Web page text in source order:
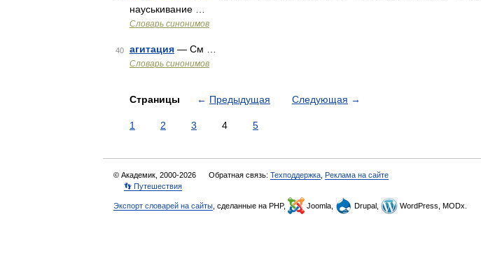
науськивание …
Словарь синонимов
40 агитация — См …
Словарь синонимов
Страницы ← Предыдущая Следующая →
1 2 3 4 5
© Академик, 2000-2026 Обратная связь: Техподдержка Реклама на сайте
👣 Путешествия
Экспорт словарей на сайты , сделанные на PHP, Joomla, Drupal, WordPress, MODx.